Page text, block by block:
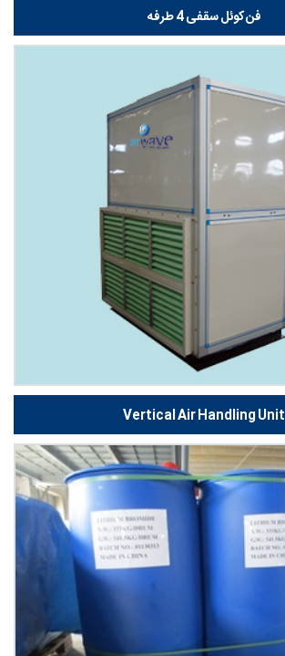
فن کوئل سقفی 4 طرفه
Vertical Air Handling Unit